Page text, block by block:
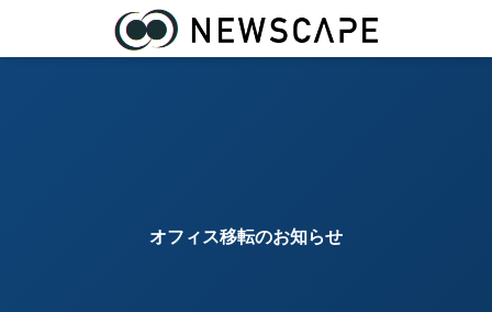
オフィス移転のお知らせ